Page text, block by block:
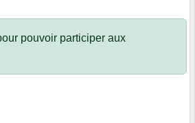
pouvoir participer aux